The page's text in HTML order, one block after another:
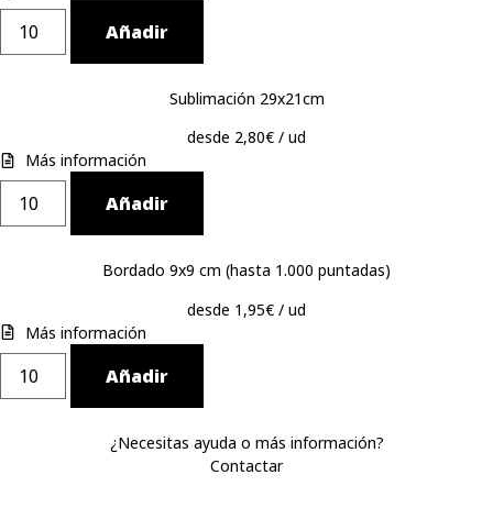
Añadir
Sublimación 29x21cm
desde 2,80€ / ud
Más información
Añadir
Bordado 9x9 cm (hasta 1.000 puntadas)
desde 1,95€ / ud
Más información
Añadir
¿Necesitas ayuda o más información?
Contactar